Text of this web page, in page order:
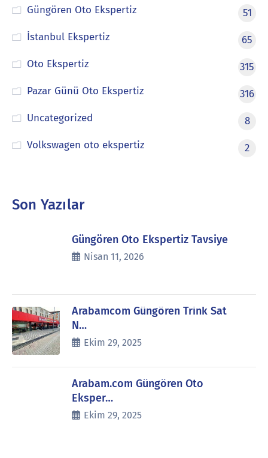
Güngören Oto Ekspertiz
51
İstanbul Ekspertiz
65
Oto Ekspertiz
315
Pazar Günü Oto Ekspertiz
316
Uncategorized
8
Volkswagen oto ekspertiz
2
Son Yazılar
Güngören Oto Ekspertiz Tavsiye
Nisan 11, 2026
Arabamcom Güngören Trink Sat
N…
Ekim 29, 2025
Arabam.com Güngören Oto
Eksper…
Ekim 29, 2025